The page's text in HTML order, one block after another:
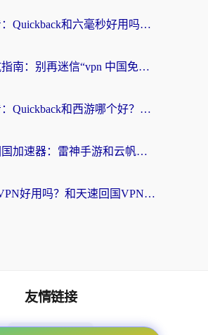
海外党必看：Quickback和六毫秒好用吗？3步选对回国加速器，无缝刷国内剧玩游戏
海外党避坑指南：别再迷信“vpn 中国免费”，选对回国加速器才能无缝刷国内资源
海外党必看：Quickback和西游哪个好？3个维度教你选对回国加速器
海外党选回国加速器：雷神手游和云帆哪个好？附3组对比+避坑指南
Quickback VPN好用吗？和天速回国VPN对比哪个回国效果更好？海外党必看的真实体验指南
友情链接